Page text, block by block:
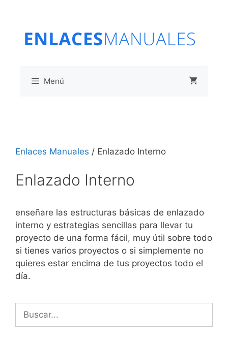
contenido
Menú
Enlaces Manuales / Enlazado Interno
Enlazado Interno
enseñare las estructuras básicas de enlazado
interno y estrategias sencillas para llevar tu
proyecto de una forma fácil, muy útil sobre todo
si tienes varios proyectos o si simplemente no
quieres estar encima de tus proyectos todo el
día.
Buscar: